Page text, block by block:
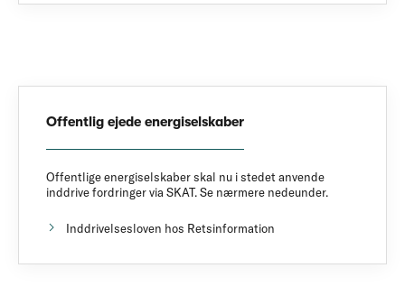
Offentlig ejede energiselskaber
Offentlige energiselskaber skal nu i stedet anvende
inddrive fordringer via SKAT. Se nærmere nedeunder.
Inddrivelsesloven hos Retsinformation